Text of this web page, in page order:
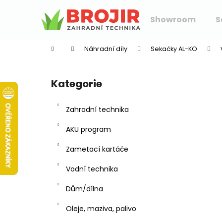
Showroom
Náhradní díly Sekačky AL-KO
Přeskočit
kategorie
Kategorie
Zahradní technika
AKU program
Zametací kartáče
Vodní technika
Dům/dílna
Oleje, maziva, palivo
Zpět
Zpět